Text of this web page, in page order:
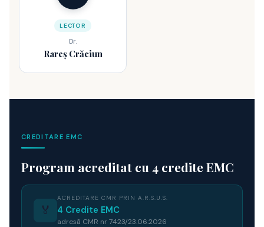
LECTOR
Dr.
Rareș Crăciun
CREDITARE EMC
Program acreditat cu 4 credite EMC
🏅
ACREDITARE CMR PRIN A.R.S.U.S.
4 Credite EMC
adresă CMR nr 7423/23.06.2026